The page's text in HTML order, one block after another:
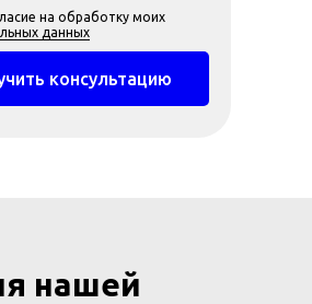
на обработку моих
данных
консультацию
нашей